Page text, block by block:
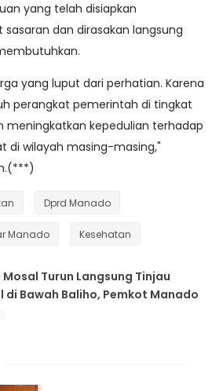
yang telah disiapkan
dan dirasakan langsung
yang luput dari perhatian. Karena
perangkat pemerintah di tingkat
meningkatkan kepedulian terhadap
di wilayah masing-masing,"
Dprd Manado
Manado Kesehatan
Mosal Turun Langsung Tinjau
di Bawah Baliho, Pemkot Manado